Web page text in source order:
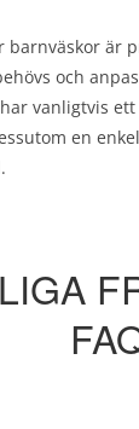
barnväskor är
och
vanligtvis
en